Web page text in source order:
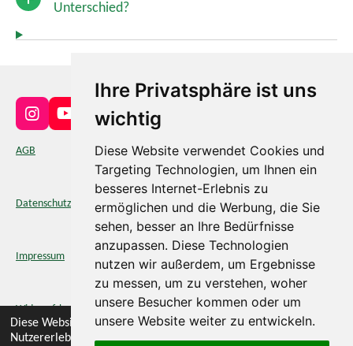
Diese Website verwendet Cookies, um Ihr
Nutzererlebnis zu verbessern und maßgeschneiderte
Ihre Privatsphäre ist uns
wichtig
Diese Website verwendet Cookies und
Targeting Technologien, um Ihnen ein
besseres Internet-Erlebnis zu
ermöglichen und die Werbung, die Sie
sehen, besser an Ihre Bedürfnisse
anzupassen. Diese Technologien
nutzen wir außerdem, um Ergebnisse
zu messen, um zu verstehen, woher
unsere Besucher kommen oder um
unsere Website weiter zu entwickeln.
Unterschied?
I
n
s
r
Y
o
e
AGB
Datenschutz
Impressum
Widerrufsbelehrung